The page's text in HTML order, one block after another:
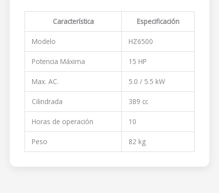
Característica Especificación
Modelo HZ6500
Potencia Máxima 15 HP
Max. AC. 5.0 / 5.5 kW
Cilindrada 389 cc
Horas de operación 10
Peso 82 kg